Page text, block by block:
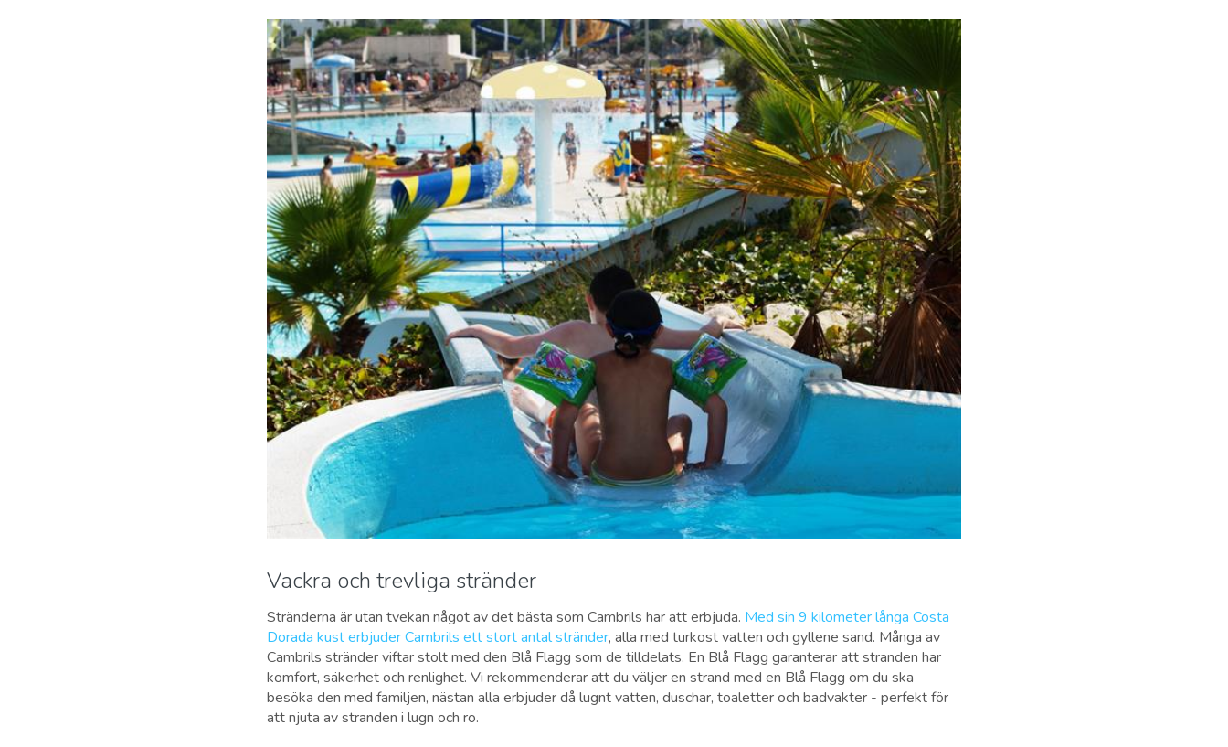
Vackra och trevliga stränder
Stränderna är utan tvekan något av det bästa som Cambrils har att erbjuda. Med sin 9 kilometer långa Costa
Dorada kust erbjuder Cambrils ett stort antal stränder, alla med turkost vatten och gyllene sand. Många av
Cambrils stränder viftar stolt med den Blå Flagg som de tilldelats. En Blå Flagg garanterar att stranden har
komfort, säkerhet och renlighet. Vi rekommenderar att du väljer en strand med en Blå Flagg om du ska
besöka den med familjen, nästan alla erbjuder då lugnt vatten, duschar, toaletter och badvakter - perfekt för
att njuta av stranden i lugn och ro.